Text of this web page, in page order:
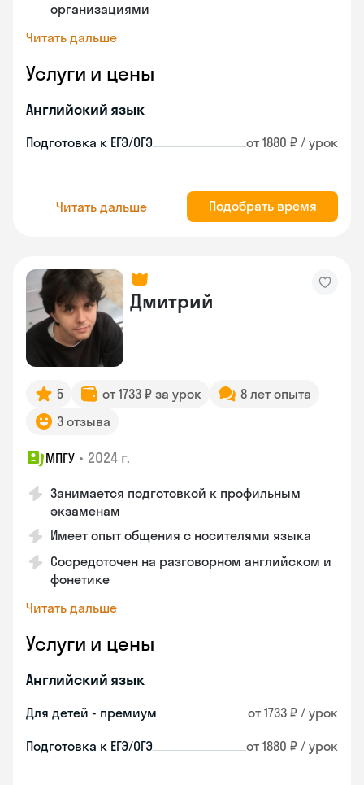
организациями
Читать дальше
Услуги и цены
Английский язык
Подготовка к ЕГЭ/ОГЭ от 1880 ₽ / урок
Читать дальше Подобрать время
Дмитрий
5 от 1733 ₽ за урок
8 лет опыта
3 отзыва
МПГУ • 2024 г.
Занимается подготовкой к профильным
экзаменам
Имеет опыт общения с носителями языка
Сосредоточен на разговорном английском и
фонетике
Читать дальше
Услуги и цены
Английский язык
Для детей - премиум от 1733 ₽ / урок
Подготовка к ЕГЭ/ОГЭ от 1880 ₽ / урок